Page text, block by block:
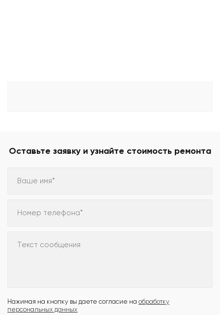
Оставьте заявку и узнайте стоимость ремонта
Ваше имя*
Номер телефона*
Текст сообщения
Нажимая на кнопку вы даете согласие на обработку
персональных данных